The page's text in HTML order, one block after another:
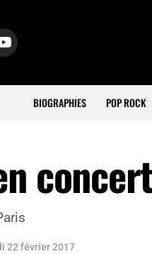
BIOGRAPHIES POP ROCK
22 février 2017